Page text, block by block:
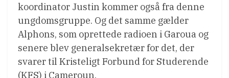
koordinator Justin kommer også fra denne
ungdomsgruppe. Og det samme gælder
Alphons, som oprettede radioen i Garoua og
senere blev generalsekretær for det, der
svarer til Kristeligt Forbund for Studerende
(KFS) i Cameroun.